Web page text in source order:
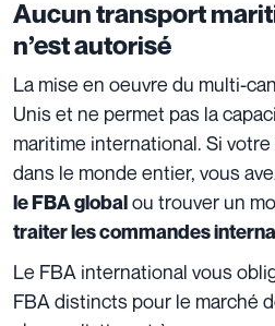
Aucun transport
n’est autorisé
La mise en oeuvre du multi-
Unis et ne permet pas la
maritime international. Si
dans le monde entier, vous
le FBA globalou trouver un
traiter les commandes
Le FBA international vous
FBA distincts pour le marché